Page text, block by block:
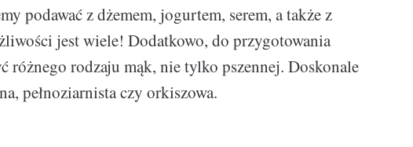
podawać z dżemem, jogurtem, serem, a także z
jest wiele! Dodatkowo, do przygotowania
różnego rodzaju mąk, nie tylko pszennej. Doskonale
pełnoziarnista czy orkiszowa.